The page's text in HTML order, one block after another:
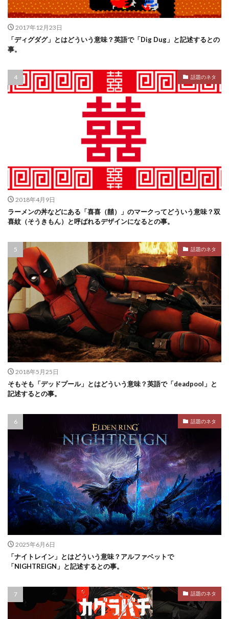
2017年12月23日
「ディグダグ」とはどういう意味？英語で「Dig Dug」と記述するとの
事。
話題のネタ
2018年4月9日
ラーメンの丼などにある「喜喜（囍）」のマークってどういう意味？双
喜紋（そうきもん）と呼ばれるデザインになるとの事。
話題のネタ
2018年5月25日
そもそも「デッドプール」とはどういう意味？英語で「deadpool」と
記述するとの事。
話題のネタ
2025年6月6日
「ナイトレイン」とはどういう意味？アルファベットで
「NIGHTREIGN」と記述するとの事。
話題のネタ